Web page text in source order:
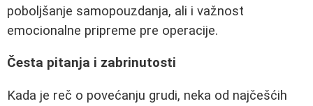
poboljšanje samopouzdanja, ali i važnost
emocionalne pripreme pre operacije.
Česta pitanja i zabrinutosti
Kada je reč o povećanju grudi, neka od najčešćih